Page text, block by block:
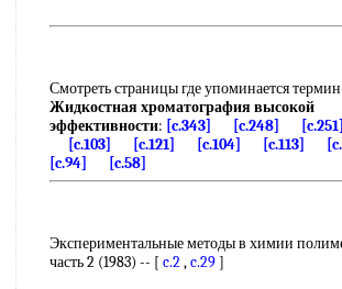
Смотреть страницы где упоминается термин
Жидкостная хроматография высокой
эффективности: [c.343] [c.248] [c.251]
[c.103]
[c.121] [c.104] [c.113]
[c.94]
[c.58]
Экспериментальные методы в химии
часть 2 (1983) -- [ c.2,c.29]